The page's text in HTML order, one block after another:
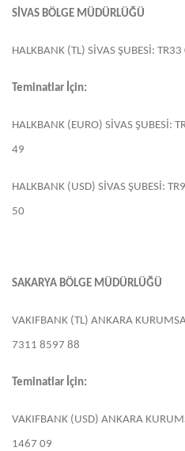
SİVAS BÖLGE MÜDÜRLÜĞÜ
HALKBANK (TL) SİVAS ŞUBESİ:
Teminatlar İçin:
HALKBANK (EURO) SİVAS
49
HALKBANK (USD) SİVAS ŞUBESİ:
50
SAKARYA BÖLGE MÜDÜRLÜĞÜ
VAKIFBANK (TL) ANKARA
7311 8597 88
Teminatlar İçin:
VAKIFBANK (USD) ANKARA
1467 09